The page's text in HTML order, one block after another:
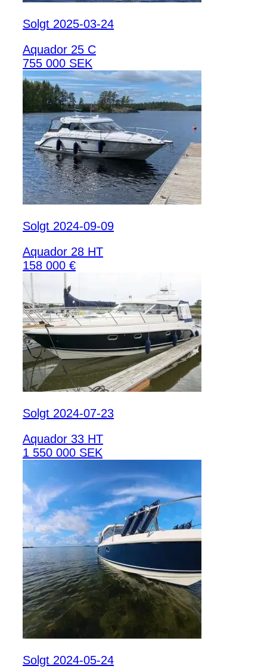
Solgt 2025-03-24
Aquador 25 C
755 000 SEK
Solgt 2024-09-09
Aquador 28 HT
158 000 €
Solgt 2024-07-23
Aquador 33 HT
1 550 000 SEK
Solgt 2024-05-24